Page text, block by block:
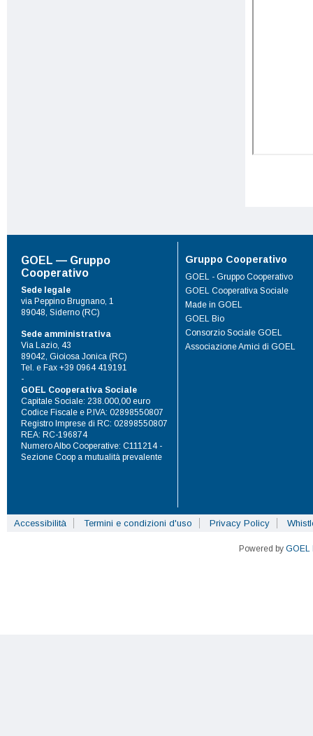
GOEL — Gruppo
Cooperativo
Sede legale
via Peppino Brugnano, 1
89048, Siderno (RC)
Sede amministrativa
Via Lazio, 43
89042, Gioiosa Jonica (RC)
Tel. e Fax +39 0964 419191
-
GOEL Cooperativa Sociale
Capitale Sociale: 238.000,00 euro
Codice Fiscale e P.IVA: 02898550807
Registro Imprese di RC: 02898550807
REA: RC-196874
Numero Albo Cooperative: C111214 -
Sezione Coop a mutualità prevalente
Gruppo Cooperativo
GOEL - Gruppo Cooperativo
GOEL Cooperativa Sociale
Made in GOEL
GOEL Bio
Consorzio Sociale GOEL
Associazione Amici di GOEL
Accessibilità Termini e condizioni d'uso Privacy Policy
Powered by GOEL